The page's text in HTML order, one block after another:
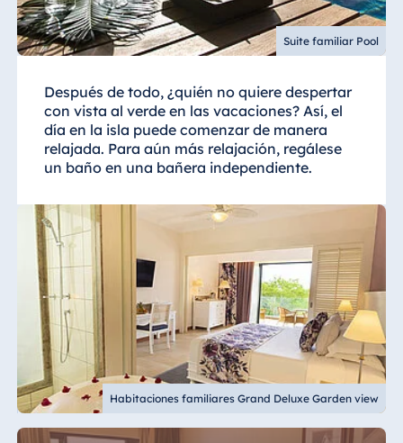
Suite familiar Pool
Después de todo, ¿quién no quiere despertar
con vista al verde en las vacaciones? Así, el
día en la isla puede comenzar de manera
relajada. Para aún más relajación, regálese
un baño en una bañera independiente.
Habitaciones familiares Grand Deluxe Garden view